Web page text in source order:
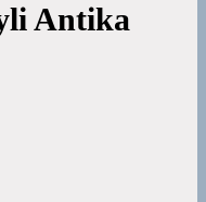
Antika